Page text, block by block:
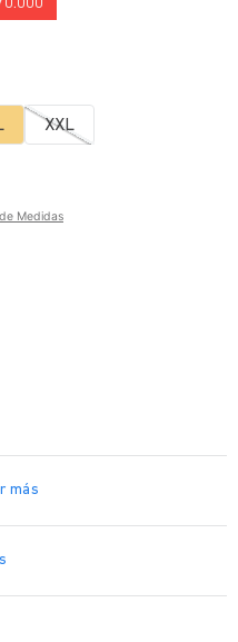
.000
XXL
Medidas
más